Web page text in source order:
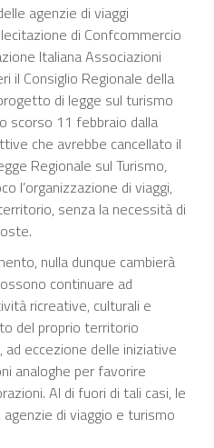
agenzie di viaggi
di Confcommercio
Italiana Associazioni
il Consiglio Regionale della
di legge sul turismo
scorso 11 febbraio dalla
che avrebbe cancellato il
Regionale sul Turismo,
l’organizzazione di viaggi,
senza la necessità di
nulla dunque cambierà
continuare ad
ricreative, culturali e
del proprio territorio
ad eccezione delle iniziative
analoghe per favorire
Al di fuori di tali casi, le
di viaggio e turismo